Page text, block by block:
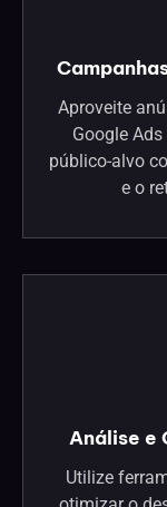
Aproveite
Google
público-alvo
e o
Análise e
Utilize